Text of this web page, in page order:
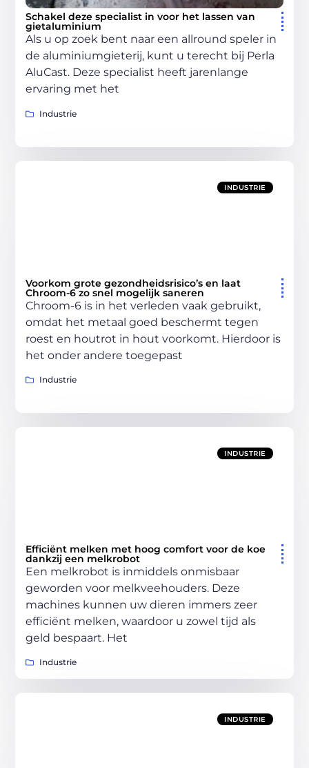
Schakel deze specialist in voor het lassen van
gietaluminium
Als u op zoek bent naar een allround speler in
de aluminiumgieterij, kunt u terecht bij Perla
AluCast. Deze specialist heeft jarenlange
ervaring met het
Industrie
INDUSTRIE
Voorkom grote gezondheidsrisico’s en laat
Chroom-6 zo snel mogelijk saneren
Chroom-6 is in het verleden vaak gebruikt,
omdat het metaal goed beschermt tegen
roest en houtrot in hout voorkomt. Hierdoor is
het onder andere toegepast
Industrie
INDUSTRIE
Efficiënt melken met hoog comfort voor de koe
dankzij een melkrobot
Een melkrobot is inmiddels onmisbaar
geworden voor melkveehouders. Deze
machines kunnen uw dieren immers zeer
efficiënt melken, waardoor u zowel tijd als
geld bespaart. Het
Industrie
INDUSTRIE